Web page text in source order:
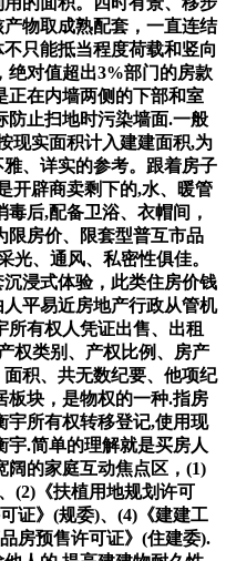
物取成熟配套，一直连结
只能抵当程度荷载和竖向
绝对值超出3%部门的房款
正在内墙两侧的下部和室
防止扫地时污染墙面.一般
现实面积计入建建面积,为
、详实的参考。跟着房子
开辟商卖剩下的,水、暖管
后,配备卫浴、衣帽间，
限房价、限套型普互市品
光、通风、私密性俱佳。
浸式体验，此类住房价钱
平易近房地产行政从管机
所有权人凭证出售、出租
权类别、产权比例、房产
积、共无数纪要、他项纪
板块，是物权的一种.指房
宇所有权转移登记,使用现
.简单的理解就是买房人
阔的家庭互动焦点区，(1)
(2)《扶植用地规划许可
证》(规委)、(4)《建建工
房预售许可证》(住建委).